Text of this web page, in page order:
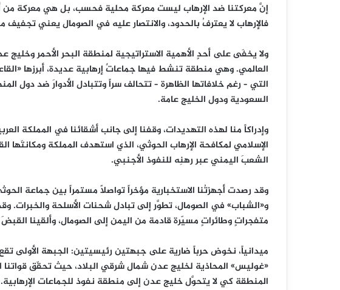
إنَّ معركتنا ضد الإرهاب ليست معركة محلية فحسب، بل هي معركة من
فالإرهاب لا يعترفُ بالحدود، والانتصار عليه في الصومال يعني تجفيف
ولا يخفَى على أحدٍ الأهمية الاستراتيجية لمنطقة البحر الأحمر
العالمي. وهي منطقة تنشط فيها جماعاتٌ إرهابية عديدة، أبرزها
التي – رغم خلافاتها الظاهرة – تتحالف سراً وتتبادل الأدوارَ ضد دول
السعودية ودول الخليج عامة.
وإدراكاً منا لهذه التهديدات، وقفنا إلى جانب أشقائنا في المملكة
الإسلامي لمكافحة الإرهاب الحوثي، الذي استهدف المملكة ومكانتَها
الشعبَ اليمني عبر رهنِه للنفوذ الأجنبي.
وقد رصدت أجهزتُنا الاستخبارية مؤخراً تواصلاً مستمراً بين جماعة
و«الشباب» في الصومال، تطوَّر إلى تبادل شحنات الأسلحة والخبرات.
متفجراتٍ وطائراتٍ مسيّرة قادمة من اليمن إلى الصومال، وألقينا
ميدانياً، نخوض حرباً ضارية على جبهتين رئيسيتين: الجبهة الأولى
«غوليس» المحاذية لخليج عدن شمال شرقي البلاد، حيث تحقّق قواتنا
المنطقة كي لا يتحوَّل خليج عدن إلى منطقة نفوذ للجماعات الإرهابية.